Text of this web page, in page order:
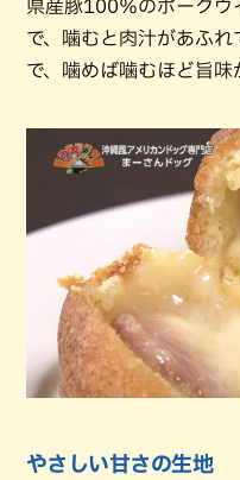
県産豚100％のポークウ
で、噛むと肉汁があふ
で、噛めば噛むほど旨味
やさしい甘さの生地